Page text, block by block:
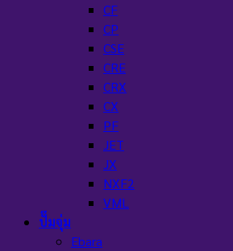
CF
CP
CSE
CRE
CRX
CX
PF
JET
JX
NXF2
VML
ปั๊มจุ่ม
Ebara